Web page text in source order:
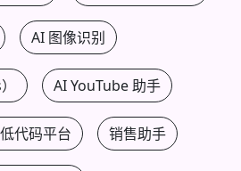
AI 图像识别
AI YouTube 助手
代码平台 销售助手